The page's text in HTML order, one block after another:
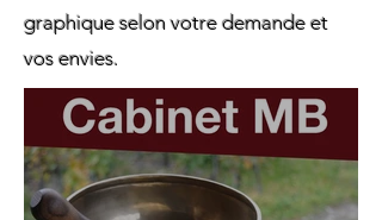
graphique selon votre demande et
vos envies.